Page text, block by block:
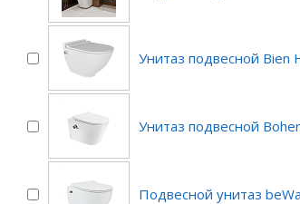
Унитаз подвесной Bien
Унитаз подвесной
Подвесной унитаз